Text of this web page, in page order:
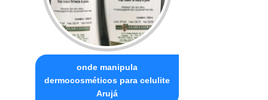
onde manipula
dermocosméticos para celulite
Arujá